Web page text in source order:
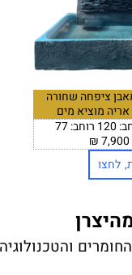
ציפחה שחורה
מוציא מים
לחצו